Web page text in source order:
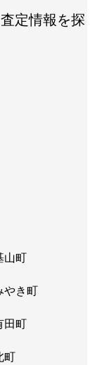
定情報を探
山町
やき町
田町
町